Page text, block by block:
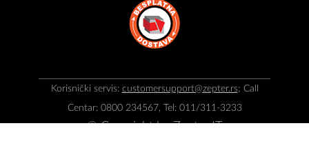
Korisnički servis: customersupport@zepter.rs; Call
Centar: 0800 234567, Tel: 011/311-3233
© Copyright byZepter IT